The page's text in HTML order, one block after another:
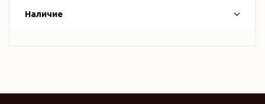
Наличие